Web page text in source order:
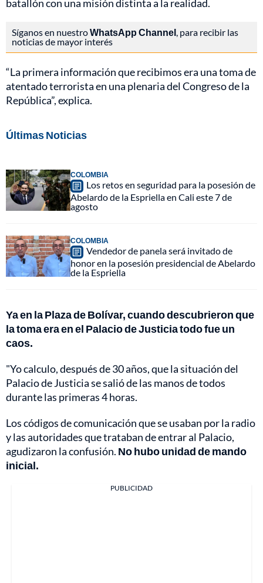
batallón con una misión distinta a la realidad.
Síganos en nuestroWhatsApp Channel , para recibir las
noticias de mayor interés
“La primera información que recibimos era una toma de
atentado terrorista en una plenaria del Congreso de la
República”, explica.
Últimas Noticias
COLOMBIA
Los retos en seguridad para la posesión de
Abelardo de la Espriella en Cali este 7 de
agosto
COLOMBIA
Vendedor de panela será invitado de
honor en la posesión presidencial de Abelardo
de la Espriella
Ya en la Plaza de Bolívar, cuando descubrieron que
la toma era en el Palacio de Justicia todo fue un
caos.
"Yo calculo, después de 30 años, que la situación del
Palacio de Justicia se salió de las manos de todos
durante las primeras 4 horas.
Los códigos de comunicación que se usaban por la radio
y las autoridades que trataban de entrar al Palacio,
agudizaron la confusión. No hubo unidad de mando
inicial.
PUBLICIDAD